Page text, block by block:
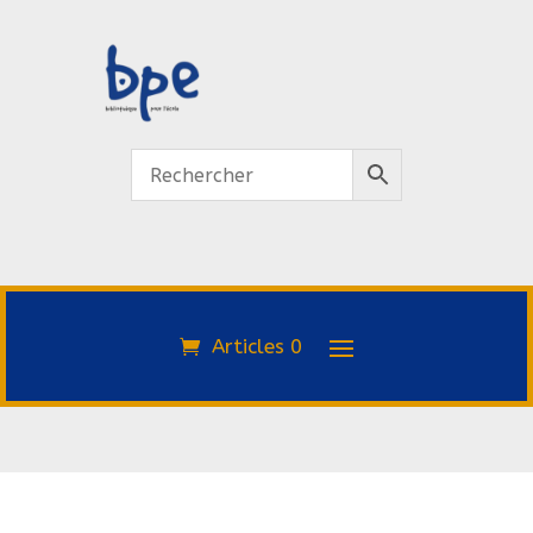
Articles 0